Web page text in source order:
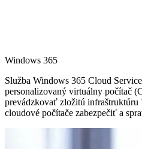
Windows 365
Služba Windows 365 Cloud
personalizovaný virtuálny počítač
prevádzkovať zložitú infraštruktúru
cloudové počítače zabezpečiť a